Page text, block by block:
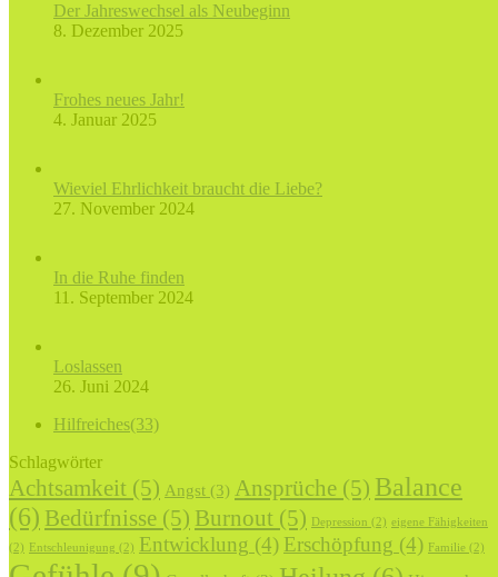
Der Jahreswechsel als Neubeginn
8. Dezember 2025
Frohes neues Jahr!
4. Januar 2025
Wieviel Ehrlichkeit braucht die Liebe?
27. November 2024
In die Ruhe finden
11. September 2024
Loslassen
26. Juni 2024
Hilfreiches(33)
Schlagwörter
Achtsamkeit (5) Angst (3) Ansprüche (5) Balance
(6) Bedürfnisse (5) Burnout (5) Depression (2) eigene Fähigkeiten
(2) Entschleunigung (2) Entwicklung (4) Erschöpfung (4) Familie (2)